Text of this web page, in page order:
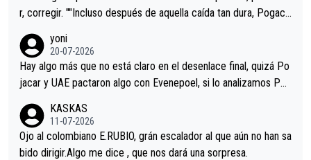
r, corregir. ""Incluso después de aquella caída tan dura, Pogaca
permaneció pegado a su rueda. Parecía increíble la forma en l
a que era capaz de controlar el miedo", recordó."
yoni
20-07-2026
Hay algo más que no está claro en el desenlace final, quizá Po
jacar y UAE pactaron algo con Evenepoel, si lo analizamos Poj
i sin pedalear, luego está el saludo con Evenepoel dándose la
mano de una manera muy fraternal, más allá de los típicos toqu
es en el hombro con que saludaba a Vingegard. Ahí hubo una in
KASKAS
11-07-2026
Ojo al colombiano E.RUBIO, grán escalador al que aún no han sa
bido dirigir.Algo me dice , que nos dará una sorpresa.